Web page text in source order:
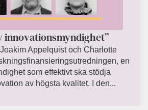
innovationsmyndighet”
Appelquist och Charlotte
en
som effektivt ska stödja
av högsta kvalitet. I den...